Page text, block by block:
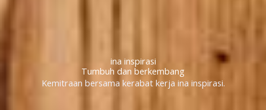
ina inspirasi
Tumbuh dan berkembang
Kemitraan bersama kerabat kerja ina inspirasi.